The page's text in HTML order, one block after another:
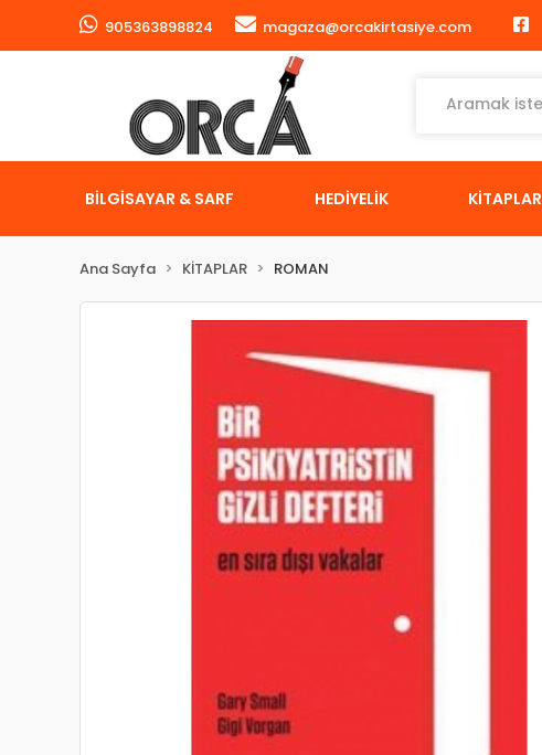
905363898824 magaza@orcakirtasiye.com
BİLGİSAYAR & SARF HEDİYELİK KİTAPLAR
Ana Sayfa KİTAPLAR ROMAN